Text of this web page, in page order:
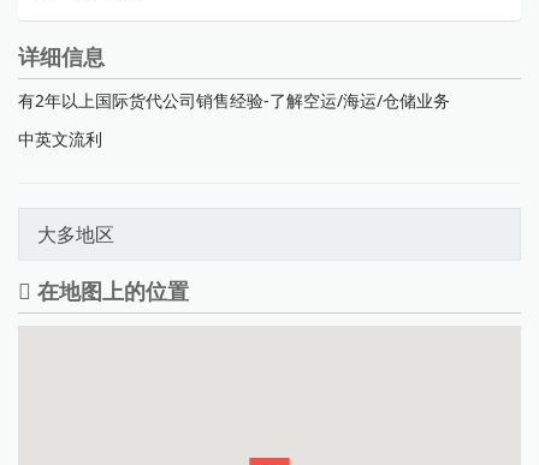
详细信息
有2年以上国际货代公司销售经验-了解空运/海运/仓储业务
中英文流利
大多地区
在地图上的位置